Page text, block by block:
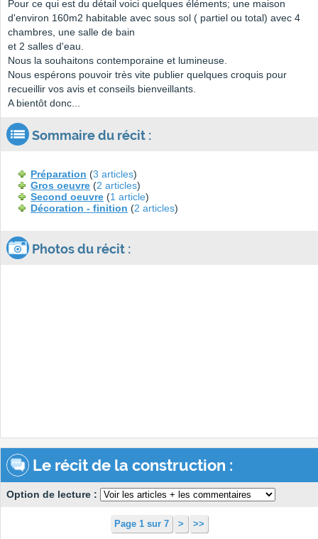
Pour ce qui est du détail voici quelques éléments; une maison
d'environ 160m2 habitable avec sous sol ( partiel ou total) avec 4
chambres, une salle de bain
et 2 salles d'eau.
Nous la souhaitons contemporaine et lumineuse.
Nous espérons pouvoir très vite publier quelques croquis pour
recueillir vos avis et conseils bienveillants.
A bientôt donc...
Sommaire du récit :
Préparation (3 articles)
Gros oeuvre (2 articles)
Second oeuvre (1 article)
Décoration - finition (2 articles)
Photos du récit :
Le récit de la construction :
Option de lecture :
Page 1 sur 7 > >>